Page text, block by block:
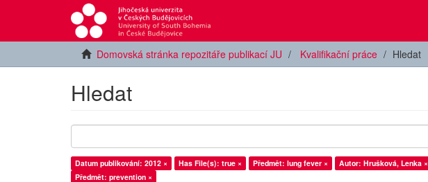
Domovská stránka repozitáře publikací JU Kvalifikační práce Hledat
Hledat
Datum publikování: 2012 × Has File(s): true × Předmět: lung fever × Autor: Hrušková, Lenka ×
Předmět: prevention ×